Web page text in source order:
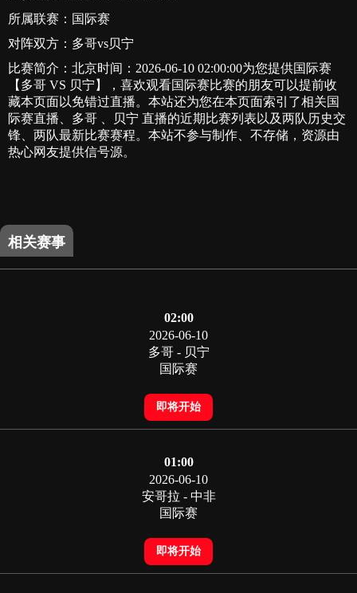
所属联赛： 国际赛
对阵双方：多哥vs贝宁
比赛简介：北京时间：2026-06-10 02:00:00为您提供国际赛
【多哥 VS 贝宁】，喜欢观看国际赛比赛的朋友可以提前收
藏本页面以免错过直播。本站还为您在本页面索引了相关国
际赛直播、多哥 、贝宁 直播的近期比赛列表以及两队历史交
锋、两队最新比赛赛程。本站不参与制作、不存储，资源由
热心网友提供信号源。
相关赛事
02:00
2026-06-10
多哥 - 贝宁
国际赛
即将开始
01:00
2026-06-10
安哥拉 - 中非
国际赛
即将开始